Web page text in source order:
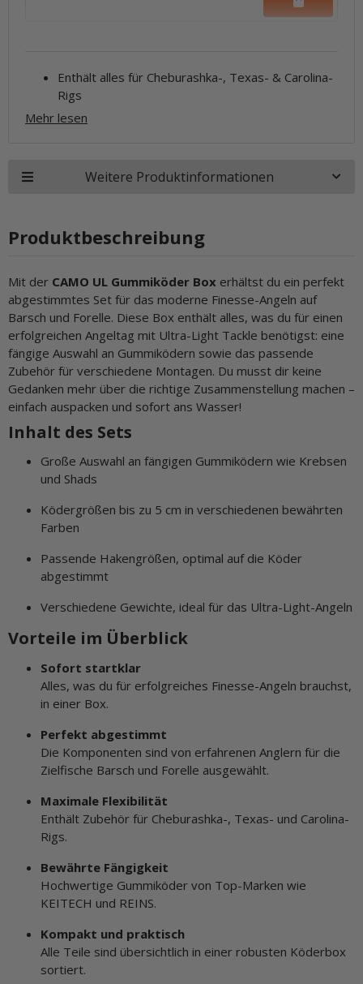
Enthält alles für Cheburashka-, Texas- & Carolina-
Rigs
Mehr lesen
Weitere Produktinformationen
Produktbeschreibung
Mit der CAMO UL Gummiköder Box erhältst du ein perfekt
abgestimmtes Set für das moderne Finesse-Angeln auf
Barsch und Forelle. Diese Box enthält alles, was du für einen
erfolgreichen Angeltag mit Ultra-Light Tackle benötigst: eine
fängige Auswahl an Gummiködern sowie das passende
Zubehör für verschiedene Montagen. Du musst dir keine
Gedanken mehr über die richtige Zusammenstellung machen –
einfach auspacken und sofort ans Wasser!
Inhalt des Sets
Große Auswahl an fängigen Gummiködern wie Krebsen
und Shads
Ködergrößen bis zu 5 cm in verschiedenen bewährten
Farben
Passende Hakengrößen, optimal auf die Köder
abgestimmt
Verschiedene Gewichte, ideal für das Ultra-Light-Angeln
Vorteile im Überblick
Sofort startklar
Alles, was du für erfolgreiches Finesse-Angeln brauchst,
in einer Box.
Perfekt abgestimmt
Die Komponenten sind von erfahrenen Anglern für die
Zielfische Barsch und Forelle ausgewählt.
Maximale Flexibilität
Enthält Zubehör für Cheburashka-, Texas- und Carolina-
Rigs.
Bewährte Fängigkeit
Hochwertige Gummiköder von Top-Marken wie
KEITECH und REINS.
Kompakt und praktisch
Alle Teile sind übersichtlich in einer robusten Köderbox
sortiert.